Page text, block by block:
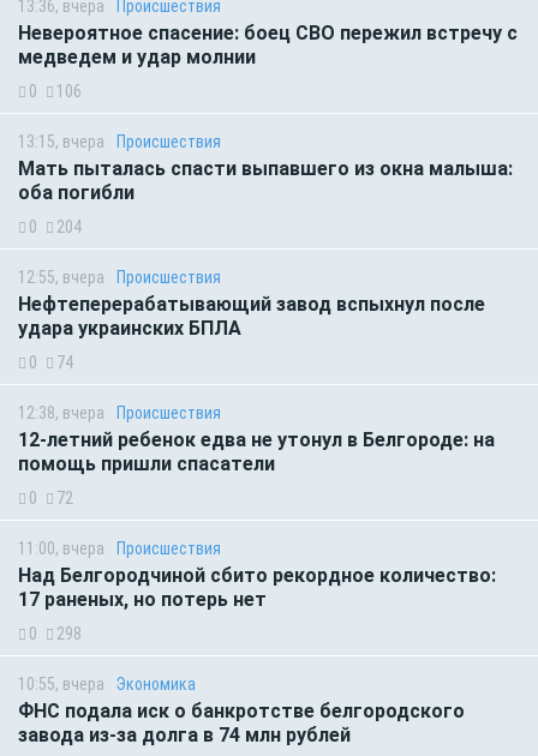
13:36, вчера Происшествия
Невероятное спасение: боец СВО пережил встречу с
медведем и удар молнии
0 106
13:15, вчера Происшествия
Мать пыталась спасти выпавшего из окна малыша:
оба погибли
0 204
12:55, вчера Происшествия
Нефтеперерабатывающий завод вспыхнул после
удара украинских БПЛА
0 74
12:38, вчера Происшествия
12-летний ребенок едва не утонул в Белгороде: на
помощь пришли спасатели
0 72
11:00, вчера Происшествия
Над Белгородчиной сбито рекордное количество:
17 раненых, но потерь нет
0 298
10:55, вчера Экономика
ФНС подала иск о банкротстве белгородского
завода из-за долга в 74 млн рублей